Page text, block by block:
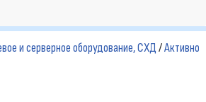
и серверное оборудование, СХД/